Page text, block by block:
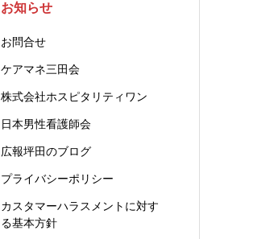
お知らせ
お問合せ
ケアマネ三田会
株式会社ホスピタリティワン
日本男性看護師会
広報坪田のブログ
プライバシーポリシー
カスタマーハラスメントに対す
る基本方針